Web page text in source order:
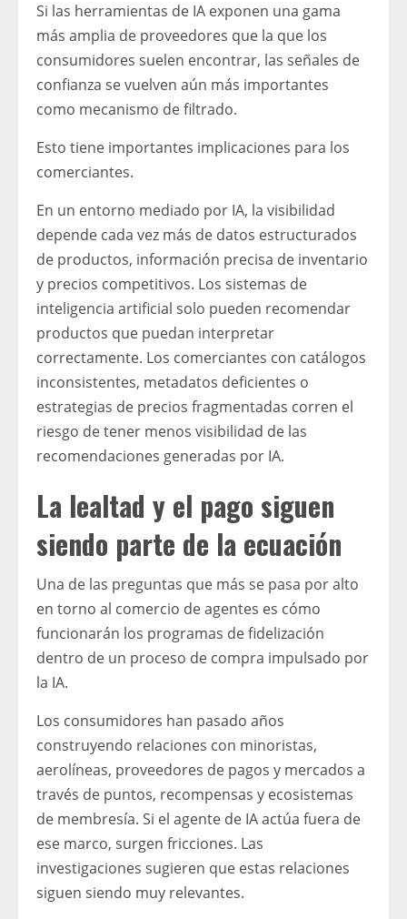
Si las herramientas de IA exponen una gama
más amplia de proveedores que la que los
consumidores suelen encontrar, las señales de
confianza se vuelven aún más importantes
como mecanismo de filtrado.
Esto tiene importantes implicaciones para los
comerciantes.
En un entorno mediado por IA, la visibilidad
depende cada vez más de datos estructurados
de productos, información precisa de inventario
y precios competitivos. Los sistemas de
inteligencia artificial solo pueden recomendar
productos que puedan interpretar
correctamente. Los comerciantes con catálogos
inconsistentes, metadatos deficientes o
estrategias de precios fragmentadas corren el
riesgo de tener menos visibilidad de las
recomendaciones generadas por IA.
La lealtad y el pago siguen
siendo parte de la ecuación
Una de las preguntas que más se pasa por alto
en torno al comercio de agentes es cómo
funcionarán los programas de fidelización
dentro de un proceso de compra impulsado por
la IA.
Los consumidores han pasado años
construyendo relaciones con minoristas,
aerolíneas, proveedores de pagos y mercados a
través de puntos, recompensas y ecosistemas
de membresía. Si el agente de IA actúa fuera de
ese marco, surgen fricciones. Las
investigaciones sugieren que estas relaciones
siguen siendo muy relevantes.